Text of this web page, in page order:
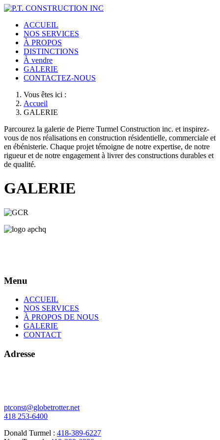
ACCUEIL
NOS SERVICES
À PROPOS
DISTINCTIONS
À vendre
GALERIE
CONTACTEZ-NOUS
Vous êtes ici :
Accueil
GALERIE
Parcourez la galerie de Pierre Turmel Construction inc. et inspirez-
vous de nos réalisations en construction résidentielle, commerciale et
en ébénisterie. Chaque projet témoigne de notre expertise, de notre
rigueur et de notre engagement à livrer des constructions durables et
de qualité.
GALERIE
Menu
ACCUEIL
NOS SERVICES
À PROPOS DE NOUS
GALERIE
CONTACT
Adresse
ptconst@globetrotter.net
418 253-6400
Donald Turmel : 418-389-6227